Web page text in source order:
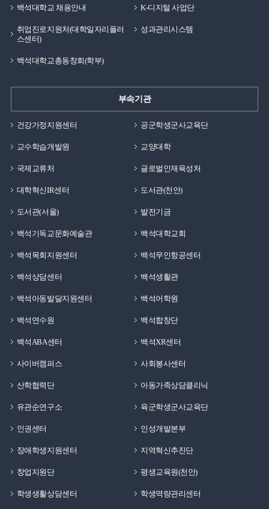
백석대학교 채용안내 K-디지털 사업단
취업진로지원처(대학일자리플러
스센터)
성과관리시스템
백석대학교총동창회(학부)
부속기관
건강가정지원센터 공군학생군사교육단
교수학습개발원 교양대학
국제교류처 글로벌인재육성처
대학혁신IR센터 도서관(천안)
도서관(서울) 발전기금
백석기독교문화예술관 백석대학교회
백석목회지원센터 백석무인항공센터
백석상담센터 백석생활관
백석아동발달지원센터 백석어학원
백석연수원 백석합창단
백석ABA센터 백석XR센터
사이버캠퍼스 사회봉사센터
산학협력단 아동가족상담클리닉
유관순연구소 육군학생군사교육단
인권센터 인성개발본부
장애학생지원센터 지역혁신추진단
창업지원단 평생교육원(천안)
학생생활상담센터 학생역량관리센터